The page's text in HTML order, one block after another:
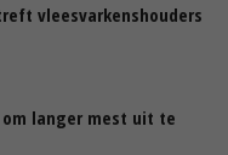
vleesvarkenshouders
langer mest uit te